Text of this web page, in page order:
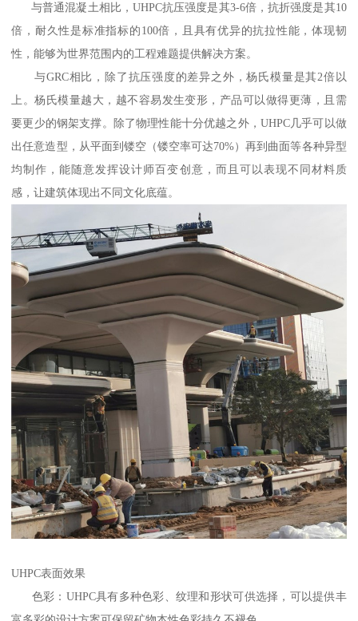
与普通混凝土相比，UHPC抗压强度是其3-6倍，抗折强度是其10
倍，耐久性是标准指标的100倍，且具有优异的抗拉性能，体现韧
性，能够为世界范围内的工程难题提供解决方案。
与GRC相比，除了抗压强度的差异之外，杨氏模量是其2倍以
上。杨氏模量越大，越不容易发生变形，产品可以做得更薄，且需
要更少的钢架支撑。除了物理性能十分优越之外，UHPC几乎可以做
出任意造型，从平面到镂空（镂空率可达70%）再到曲面等各种异型
均制作，能随意发挥设计师百变创意，而且可以表现不同材料质
感，让建筑体现出不同文化底蕴。
UHPC表面效果
色彩：UHPC具有多种色彩、纹理和形状可供选择，可以提供丰